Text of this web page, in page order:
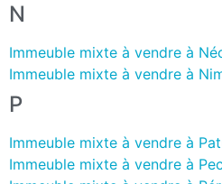
N
Immeuble mixte à vendre à
Immeuble mixte à vendre à
P
Immeuble mixte à vendre à
Immeuble mixte à vendre à